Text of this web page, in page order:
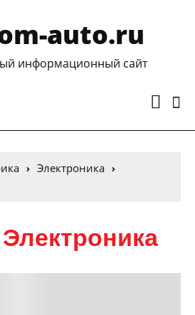
auto.ru
информационный сайт
Электроника
Электроника